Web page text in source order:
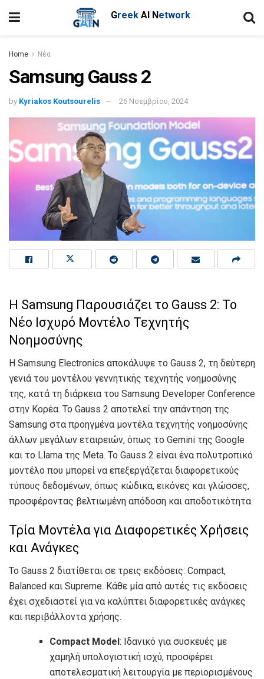
GreekAI Network
Home Νέα
Samsung Gauss 2
by Kyriakos Koutsourelis 26 Νοεμβρίου, 2024
Η Samsung Παρουσιάζει το Gauss 2: Το
Νέο Ισχυρό Μοντέλο Τεχνητής
Νοημοσύνης
Η Samsung Electronics αποκάλυψε το Gauss 2, τη δεύτερη
γενιά του μοντέλου γεννητικής τεχνητής νοημοσύνης
της, κατά τη διάρκεια του Samsung Developer Conference
στην Κορέα. Το Gauss 2 αποτελεί την απάντηση της
Samsung στα προηγμένα μοντέλα τεχνητής νοημοσύνης
άλλων μεγάλων εταιρειών, όπως το Gemini της Google
και το Llama της Meta. Το Gauss 2 είναι ένα πολυτροπικό
μοντέλο που μπορεί να επεξεργάζεται διαφορετικούς
τύπους δεδομένων, όπως κώδικα, εικόνες και γλώσσες,
προσφέροντας βελτιωμένη απόδοση και αποδοτικότητα.
Τρία Μοντέλα για Διαφορετικές Χρήσεις
και Ανάγκες
Το Gauss 2 διατίθεται σε τρεις εκδόσεις: Compact,
Balanced και Supreme. Κάθε μία από αυτές τις εκδόσεις
έχει σχεδιαστεί για να καλύπτει διαφορετικές ανάγκες
και περιβάλλοντα χρήσης.
Compact Model: Ιδανικό για συσκευές με
χαμηλή υπολογιστική ισχύ, προσφέρει
αποτελεσματική λειτουργία με περιορισμένους